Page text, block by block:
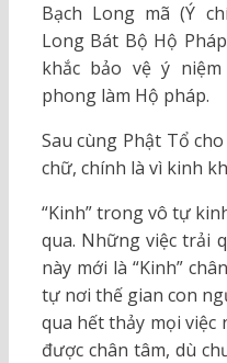
Bạch Long mã (Ý
Long Bát Bộ Hộ
khắc bảo vệ ý
phong làm Hộ pháp.
Sau cùng Phật Tổ
chữ, chính là vì kinh
“Kinh” trong vô tự
qua. Những việc trải
này mới là “Kinh”
tự nơi thế gian con
qua hết thảy mọi
được chân tâm, dù